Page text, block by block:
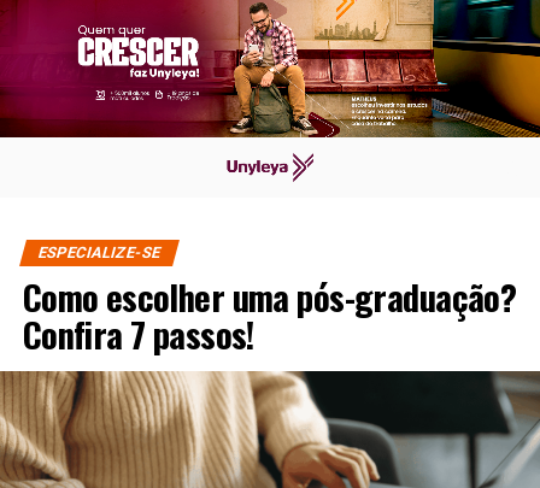
ESPECIALIZE-SE
Como escolher uma pós-graduação?
Confira 7 passos!